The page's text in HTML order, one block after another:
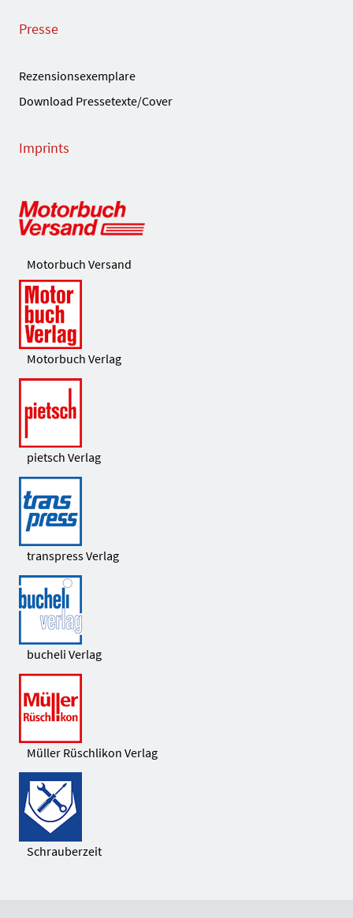
Presse
Rezensionsexemplare
Download Pressetexte/Cover
Imprints
Motorbuch Versand
Motorbuch Verlag
pietsch Verlag
transpress Verlag
bucheli Verlag
Müller Rüschlikon Verlag
Schrauberzeit